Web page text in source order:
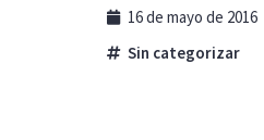
16 de mayo de 2016
Sin categorizar